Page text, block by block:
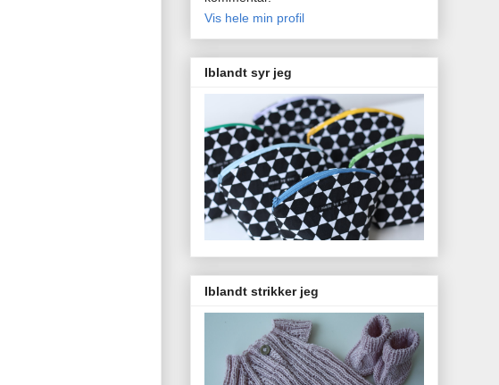
Vis hele min profil
Iblandt syr jeg
Iblandt strikker jeg